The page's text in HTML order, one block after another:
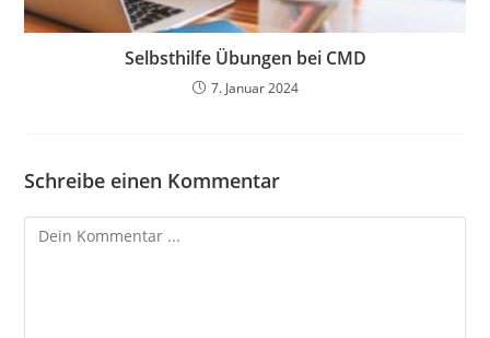
Selbsthilfe Übungen bei CMD
7. Januar 2024
Schreibe einen Kommentar